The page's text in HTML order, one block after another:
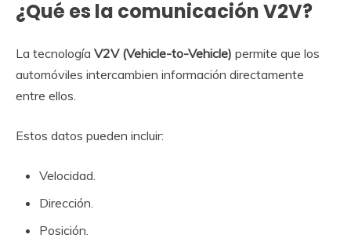
¿Qué es la comunicación V2V?
La tecnología V2V (Vehicle-to-Vehicle) permite que los
automóviles intercambien información directamente
entre ellos.
Estos datos pueden incluir:
Velocidad.
Dirección.
Posición.